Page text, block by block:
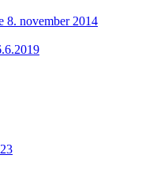
8. november 2014